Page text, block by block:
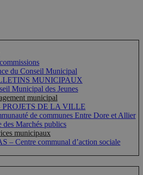
du Conseil Municipal
MUNICIPAUX
Municipal des Jeunes
municipal
PROJETS DE LA VILLE
de communes Entre Dore et Allier
des Marchés publics
municipaux
– Centre communal d’action sociale